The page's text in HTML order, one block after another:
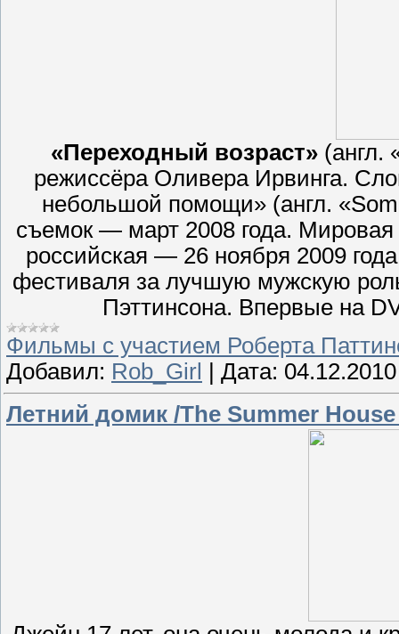
«Переходный возраст» (англ.
режиссёра Оливера Ирвинга.
небольшой помощи» (англ.
съемок — март 2008 года. Мировая
российская — 26 ноября 2009
фестиваля за лучшую мужскую
Пэттинсона. Впервые на
Фильмы с участием Роберта
Добавил: Rob_Girl Дата: 04.12.2010
Летний домик /The Summer House